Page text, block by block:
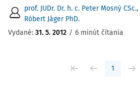
prof. JUDr. Dr. h. c. Peter Mosný CSc.,
Róbert Jáger PhD.
Vydané: 31. 5. 2012 / 6 minút čítania
1